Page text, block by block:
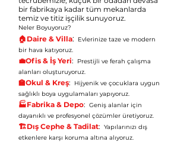
bir fabrikaya kadar tüm mekanlarda
temiz ve titiz işçilik sunuyoruz.
Neler Boyuyoruz?
🏠Daire & Villa:
Evlerinize taze ve modern
bir hava katıyoruz.
💼Ofis & İş Yeri: Prestijli ve ferah çalışma
alanları oluşturuyoruz.
🏫Okul & Kreş: Hijyenik ve çocuklara uygun
sağlıklı boya uygulamaları yapıyoruz.
🏭Fabrika & Depo: Geniş alanlar için
dayanıklı ve profesyonel çözümler üretiyoruz.
🏗️Dış Cephe & Tadilat: Yapılarınızı dış
etkenlere karşı koruma altına alıyoruz.